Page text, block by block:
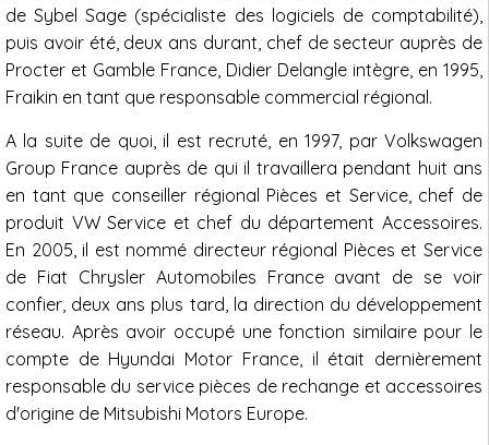
de Sybel Sage (spécialiste des logiciels de comptabilité),
puis avoir été, deux ans durant, chef de secteur auprès de
Procter et Gamble France, Didier Delangle intègre, en 1995,
Fraikin en tant que responsable commercial régional.
A la suite de quoi, il est recruté, en 1997, par Volkswagen
Group France auprès de qui il travaillera pendant huit ans
en tant que conseiller régional Pièces et Service, chef de
produit VW Service et chef du département Accessoires.
En 2005, il est nommé directeur régional Pièces et Service
de Fiat Chrysler Automobiles France avant de se voir
confier, deux ans plus tard, la direction du développement
réseau. Après avoir occupé une fonction similaire pour le
compte de Hyundai Motor France, il était dernièrement
responsable du service pièces de rechange et accessoires
d'origine de Mitsubishi Motors Europe.